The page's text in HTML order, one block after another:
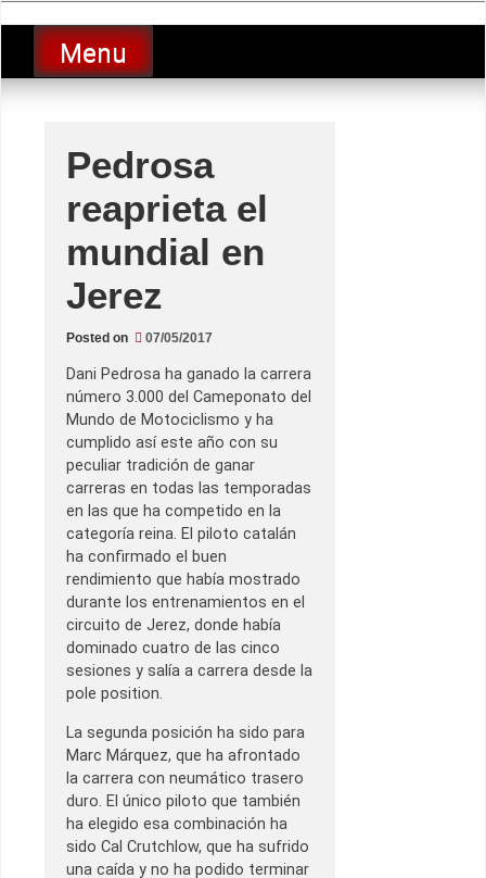
to
contentLucio Lopez GP
luciolopezgp
Menu
Pedrosa
reaprieta el
mundial en
Jerez
Posted on 07/05/2017
Dani Pedrosa ha ganado la carrera
número 3.000 del Cameponato del
Mundo de Motociclismo y ha
cumplido así este año con su
peculiar tradición de ganar
carreras en todas las temporadas
en las que ha competido en la
categoría reina. El piloto catalán
ha confirmado el buen
rendimiento que había mostrado
durante los entrenamientos en el
circuito de Jerez, donde había
dominado cuatro de las cinco
sesiones y salía a carrera desde la
pole position.
La segunda posición ha sido para
Marc Márquez, que ha afrontado
la carrera con neumático trasero
duro. El único piloto que también
ha elegido esa combinación ha
sido Cal Crutchlow, que ha sufrido
una caída y no ha podido terminar